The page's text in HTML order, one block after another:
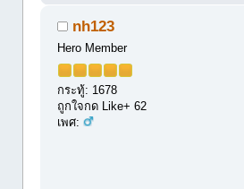
nh123
Hero Member
กระทู้: 1678
ถูกใจกด Like+ 62
เพศ: